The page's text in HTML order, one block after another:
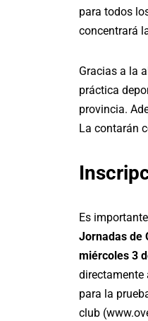
para todos
concentrará
Gracias a la
práctica
provincia.
La contarán
Es
Jornadas de
miércoles 3
directamente
para la
club (